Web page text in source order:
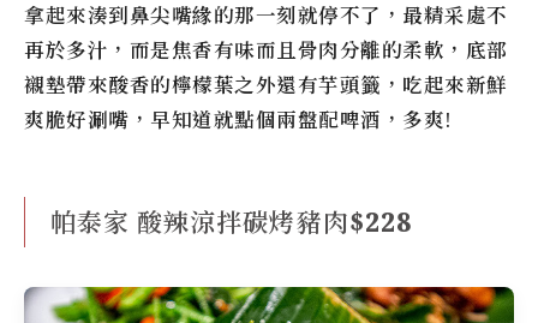
拿起來湊到鼻尖嘴緣的那一刻就停不了，最精采處不
再於多汁，而是焦香有味而且骨肉分離的柔軟，底部
襯墊帶來酸香的檸檬葉之外還有芋頭籤，吃起來新鮮
爽脆好涮嘴，早知道就點個兩盤配啤酒，多爽!
帕泰家 酸辣涼拌碳烤豬肉$228